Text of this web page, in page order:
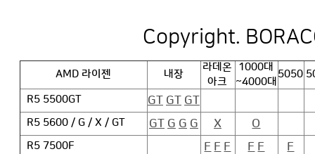
Copyright.
AMD 라이젠 내장
라데온
아크
1000대
~4000대
5050
R5 5500GT GT GT GT
R5 5600 / G / X / GT GT G G G X O
R5 7500F F F F F F F